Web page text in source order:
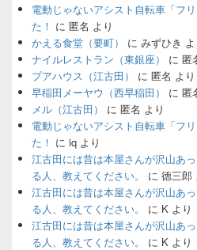
電動じゃないアシスト自転車「フ
た！ に 匿名 より
かえる食堂（要町）
に みずひき
ナイルレストラン（東銀座）
に 匿
プアハウス（江古田）
に 匿名 より
早稲田メーヤウ（西早稲田）
に 匿
メル（江古田）
に 匿名 より
電動じゃないアシスト自転車「フ
た！ に iq より
江古田には昔は本屋さんが沢山あ
る人、教えてください。
に 徳三郎
江古田には昔は本屋さんが沢山あ
る人、教えてください。
に K より
江古田には昔は本屋さんが沢山あ
る人、教えてください。
に K より